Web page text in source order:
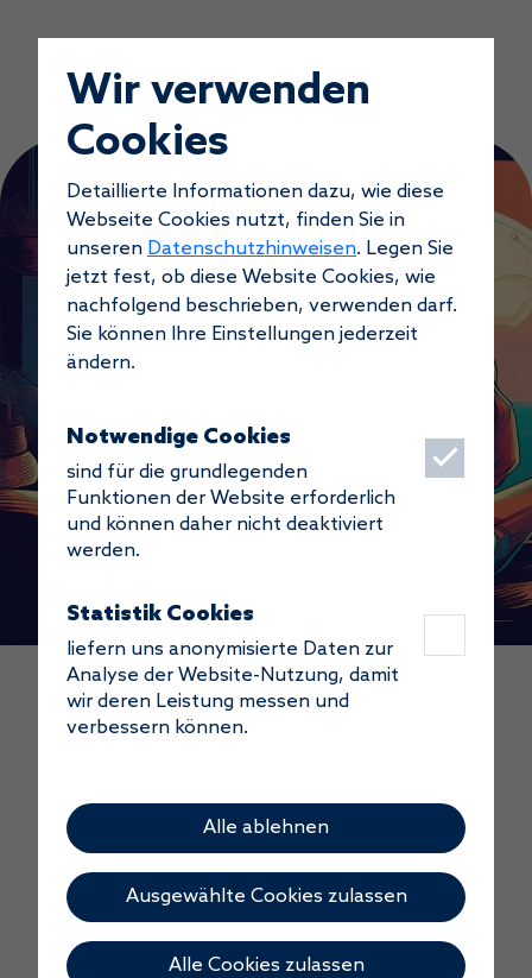
Wir verwenden
Cookies
Detaillierte Informationen dazu, wie diese
Webseite Cookies nutzt, finden Sie in
unseren Datenschutzhinweisen. Legen Sie
jetzt fest, ob diese Website Cookies, wie
nachfolgend beschrieben, verwenden darf.
Sie können Ihre Einstellungen jederzeit
ändern.
Notwendige Cookies
sind für die grundlegenden
Funktionen der Website erforderlich
und können daher nicht deaktiviert
werden.
Statistik Cookies
liefern uns anonymisierte Daten zur
Analyse der Website-Nutzung, damit
wir deren Leistung messen und
verbessern können.
Alle ablehnen
Ausgewählte Cookies zulassen
Alle Cookies zulassen
JOBS
FUTURE-
MAKER.